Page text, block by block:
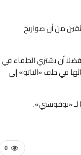
من أن صواريخ
أن يشتري الحلفاء في
في حلف «الناتو» إلى
لـ «نوفوستي».
0